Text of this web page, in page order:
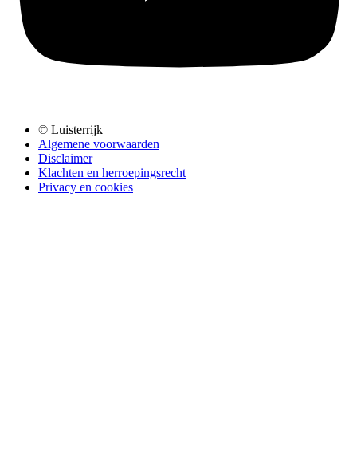
© Luisterrijk
Algemene voorwaarden
Disclaimer
Klachten en herroepingsrecht
Privacy en cookies